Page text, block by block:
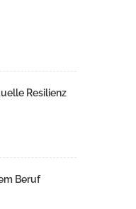
Resilienz
Beruf